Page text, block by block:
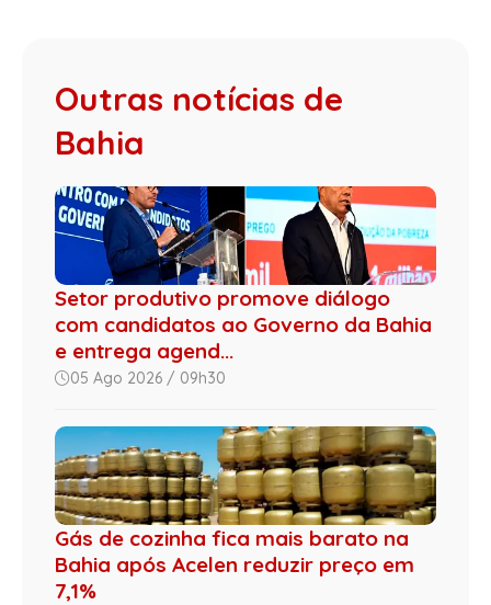
Outras notícias de
Bahia
Setor produtivo promove diálogo
com candidatos ao Governo da Bahia
e entrega agend...
05 Ago 2026 / 09h30
Gás de cozinha fica mais barato na
Bahia após Acelen reduzir preço em
7,1%